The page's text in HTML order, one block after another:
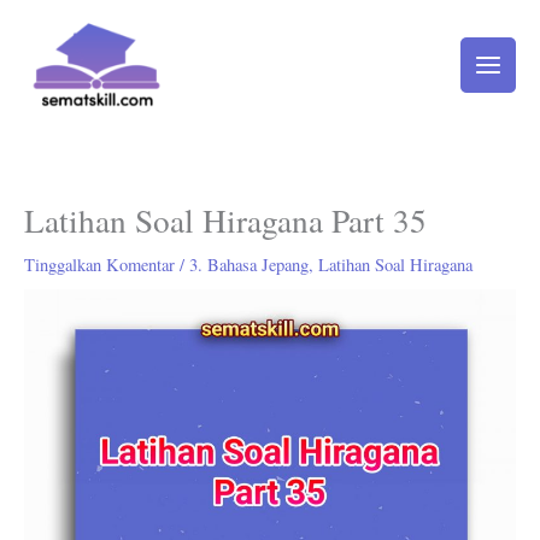
konten
Latihan Soal Hiragana Part 35
Tinggalkan Komentar / 3. Bahasa Jepang, Latihan Soal Hiragana